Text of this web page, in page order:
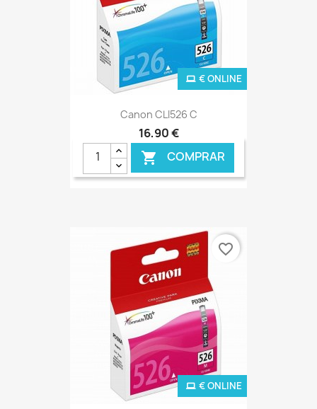
Canon CLI526 C
16,90 €
 COMPRAR
€ ONLINE
€ ONLINE
favorite_border